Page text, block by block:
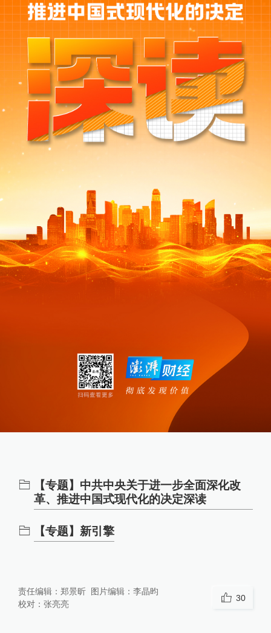
【专题】中共中央关于进一步全面深化改
革、推进中国式现代化的决定深读
【专题】新引擎
责任编辑： 郑景昕 图片编辑： 李晶昀
校对： 张亮亮
30